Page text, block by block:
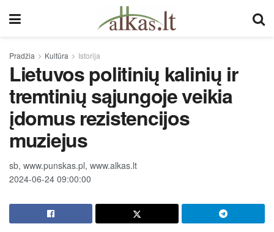
Pradžia Kultūra Istorija
Lietuvos politinių kalinių ir
tremtinių sąjungoje veikia
įdomus rezistencijos
muziejus
sb, www.punskas.pl, www.alkas.lt
2024-06-24 09:00:00